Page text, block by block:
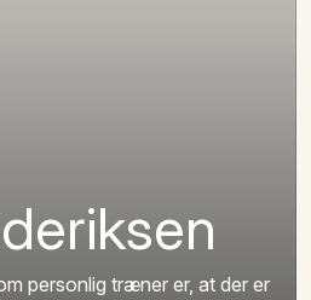
personlig træner er, at der er